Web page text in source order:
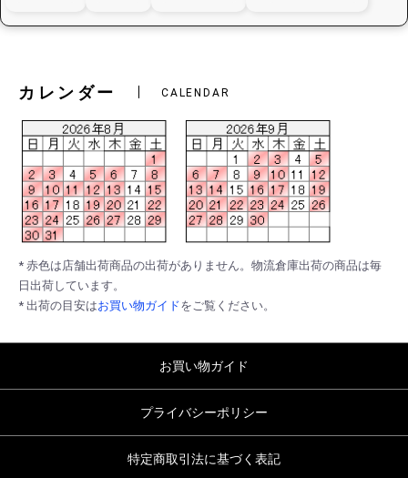
カレンダー CALENDAR
* 赤色は店舗出荷商品の出荷がありません。物流倉庫出荷の商品は毎
日出荷しています。
* 出荷の目安はお買い物ガイドをご覧ください。
お買い物ガイド
プライバシーポリシー
特定商取引法に基づく表記